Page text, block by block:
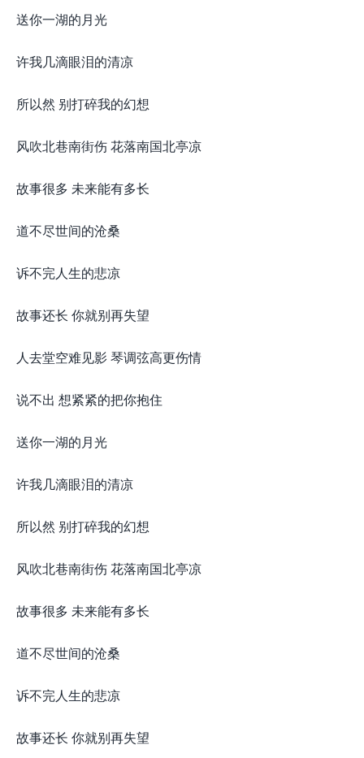
送你一湖的月光
许我几滴眼泪的清凉
所以然 别打碎我的幻想
风吹北巷南街伤 花落南国北亭凉
故事很多 未来能有多长
道不尽世间的沧桑
诉不完人生的悲凉
故事还长 你就别再失望
人去堂空难见影 琴调弦高更伤情
说不出 想紧紧的把你抱住
送你一湖的月光
许我几滴眼泪的清凉
所以然 别打碎我的幻想
风吹北巷南街伤 花落南国北亭凉
故事很多 未来能有多长
道不尽世间的沧桑
诉不完人生的悲凉
故事还长 你就别再失望